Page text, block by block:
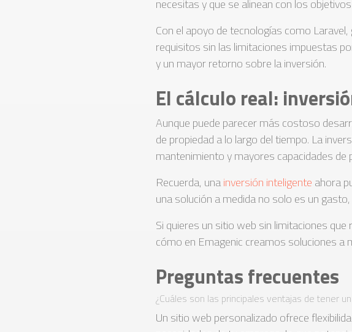
necesitas y que se alinean con los
Con el apoyo de tecnologías como
requisitos sin las limitaciones impuestas
y un mayor retorno sobre la inversión.
El cálculo real:
Aunque puede parecer más costoso
de propiedad a lo largo del tiempo. La
mantenimiento y mayores capacidades de
Recuerda, unainversión inteligente ahora
una solución a medida no solo es un
Si quieres un sitio web sin limitaciones
cómo en Emagenic creamos soluciones a
Preguntas frecuentes
¿Cuáles son las principales ventajas de tener
Un sitio web personalizado ofrece